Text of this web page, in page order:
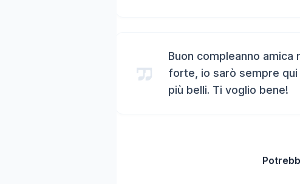
Buon compleanno
forte, io sarò sempre
più belli. Ti voglio bene!